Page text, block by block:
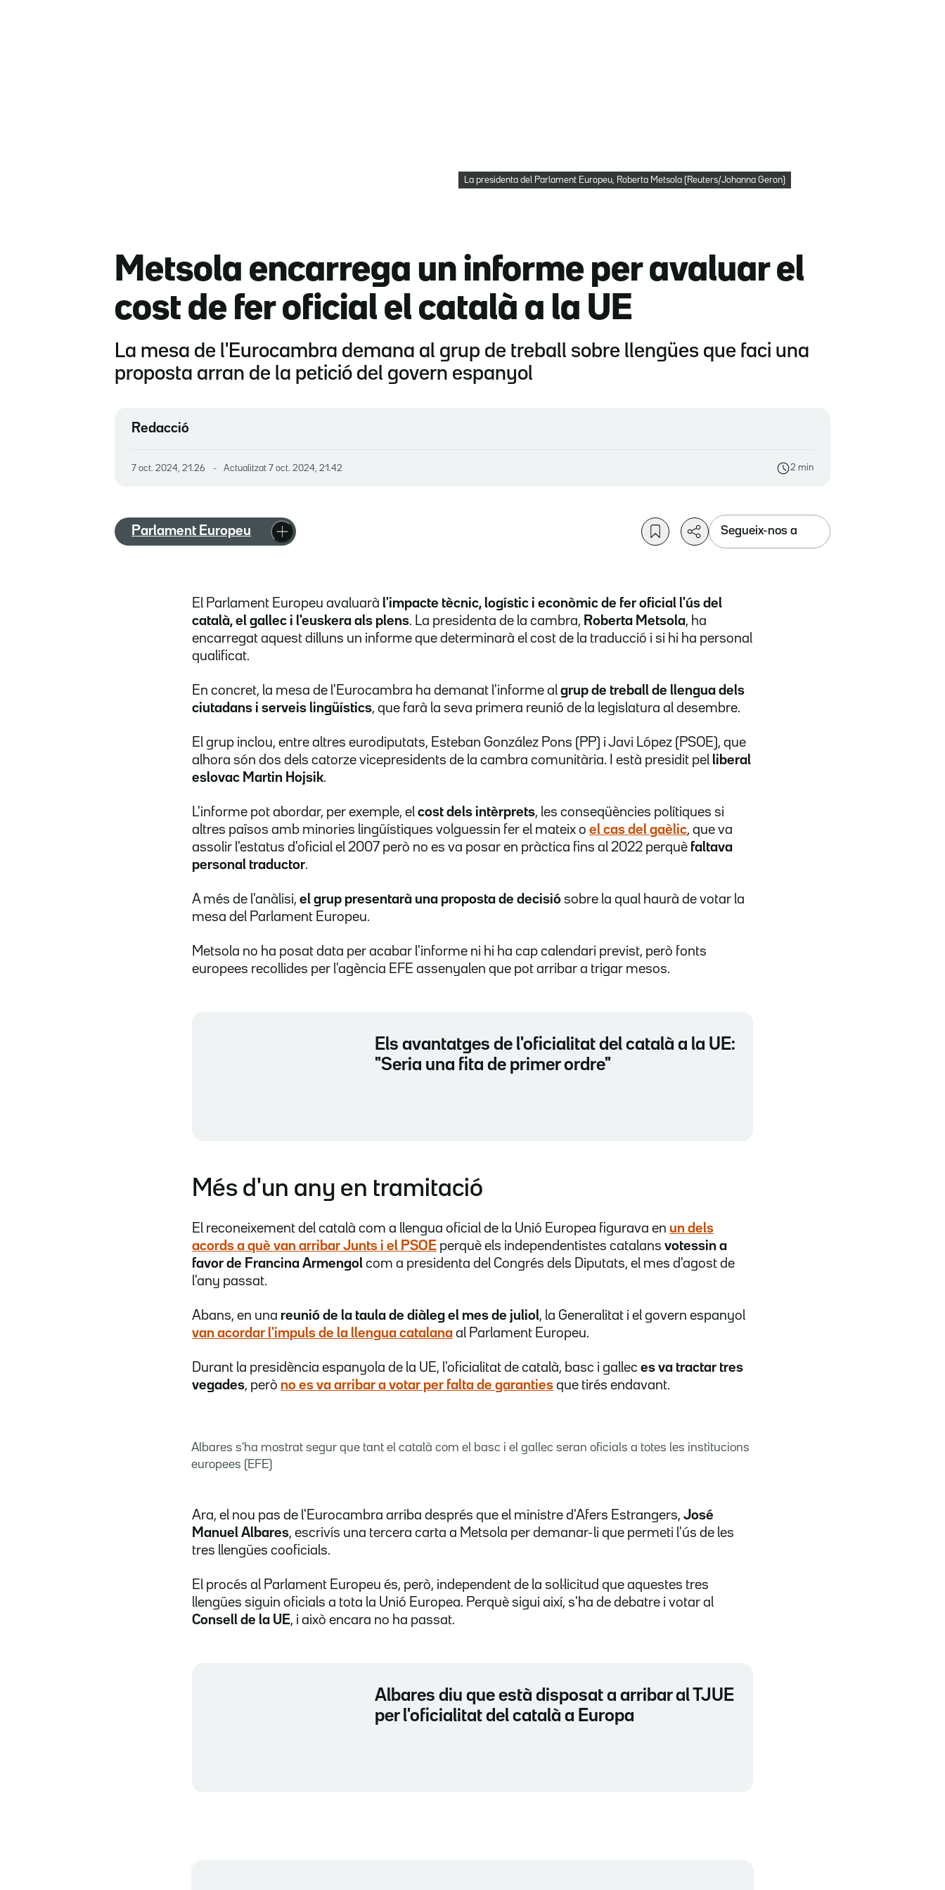
La presidenta del Parlament Europeu, Roberta Metsola (Reuters/Johanna Geron)
Metsola encarrega un informe per avaluar el
cost de fer oficial el català a la UE
La mesa de l'Eurocambra demana al grup de treball sobre llengües que faci una
proposta arran de la petició del govern espanyol
Redacció
7 oct. 2024, 21.26 Actualitzat 7 oct. 2024, 21.42 2 min
Parlament Europeu Segueix-nos a
El Parlament Europeu avaluarà l'impacte tècnic, logístic i econòmic de fer oficial l'ús del
català, el gallec i l'euskera als plens. La presidenta de la cambra, Roberta Metsola, ha
encarregat aquest dilluns un informe que determinarà el cost de la traducció i si hi ha personal
qualificat.
En concret, la mesa de l'Eurocambra ha demanat l'informe al grup de treball de llengua dels
ciutadans i serveis lingüístics, que farà la seva primera reunió de la legislatura al desembre.
El grup inclou, entre altres eurodiputats, Esteban González Pons (PP) i Javi López (PSOE), que
alhora són dos dels catorze vicepresidents de la cambra comunitària. I està presidit pel liberal
eslovac Martin Hojsik.
L'informe pot abordar, per exemple, el cost dels intèrprets, les conseqüències polítiques si
altres països amb minories lingüístiques volguessin fer el mateix o el cas del gaèlic, que va
assolir l'estatus d'oficial el 2007 però no es va posar en pràctica fins al 2022 perquè faltava
personal traductor.
A més de l'anàlisi, el grup presentarà una proposta de decisió sobre la qual haurà de votar la
mesa del Parlament Europeu.
Metsola no ha posat data per acabar l'informe ni hi ha cap calendari previst, però fonts
europees recollides per l'agència EFE assenyalen que pot arribar a trigar mesos.
Els avantatges de l'oficialitat del català a la UE:
"Seria una fita de primer ordre"
Més d'un any en tramitació
El reconeixement del català com a llengua oficial de la Unió Europea figurava en un dels
acords a què van arribar Junts i el PSOE perquè els independentistes catalans votessin a
favor de Francina Armengol com a presidenta del Congrés dels Diputats, el mes d'agost de
l'any passat.
Abans, en una reunió de la taula de diàleg el mes de juliol, la Generalitat i el govern espanyol
van acordar l'impuls de la llengua catalana al Parlament Europeu.
Durant la presidència espanyola de la UE, l'oficialitat de català, basc i gallec es va tractar tres
vegades, però no es va arribar a votar per falta de garanties que tirés endavant.
Albares s'ha mostrat segur que tant el català com el basc i el gallec seran oficials a totes les institucions
europees (EFE)
Ara, el nou pas de l'Eurocambra arriba després que el ministre d'Afers Estrangers, José
Manuel Albares, escrivís una tercera carta a Metsola per demanar-li que permeti l'ús de les
tres llengües cooficials.
El procés al Parlament Europeu és, però, independent de la sol·licitud que aquestes tres
llengües siguin oficials a tota la Unió Europea. Perquè sigui així, s'ha de debatre i votar al
Consell de la UE, i això encara no ha passat.
Albares diu que està disposat a arribar al TJUE
per l'oficialitat del català a Europa